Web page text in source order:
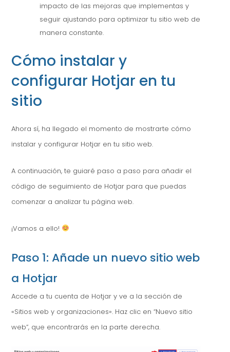
impacto de las mejoras que implementas y
seguir ajustando para optimizar tu sitio web de
manera constante.
Cómo instalar y
configurar Hotjar en tu
sitio
Ahora sí, ha llegado el momento de mostrarte cómo
instalar y configurar Hotjar en tu sitio web.
A continuación, te guiaré paso a paso para añadir el
código de seguimiento de Hotjar para que puedas
comenzar a analizar tu página web.
¡Vamos a ello!
Paso 1: Añade un nuevo sitio web
a Hotjar
Accede a tu cuenta de Hotjar y ve a la sección de
«Sitios web y organizaciones». Haz clic en “Nuevo sitio
web”, que encontrarás en la parte derecha.